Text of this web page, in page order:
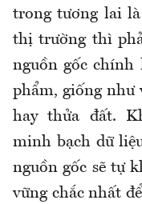
trong tương lai
thị trường thì
nguồn gốc chính
phẩm, giống như
hay thửa đất.
minh bạch dữ
nguồn gốc sẽ tự
vững chắc nhất